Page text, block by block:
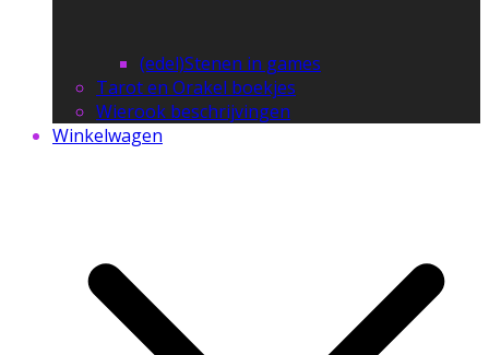
(edel)Stenen in games
Tarot en Orakel boekjes
Wierook beschrijvingen
Winkelwagen